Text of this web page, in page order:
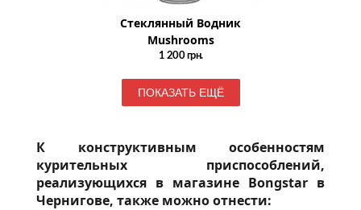
Стеклянный Водник
Mushrooms
1 200грн.
ПОКАЗАТЬ ЕЩЁ
К конструктивным особенностям
курительных приспособлений,
реализующихся в магазине Bongstar в
Чернигове, также можно отнести: